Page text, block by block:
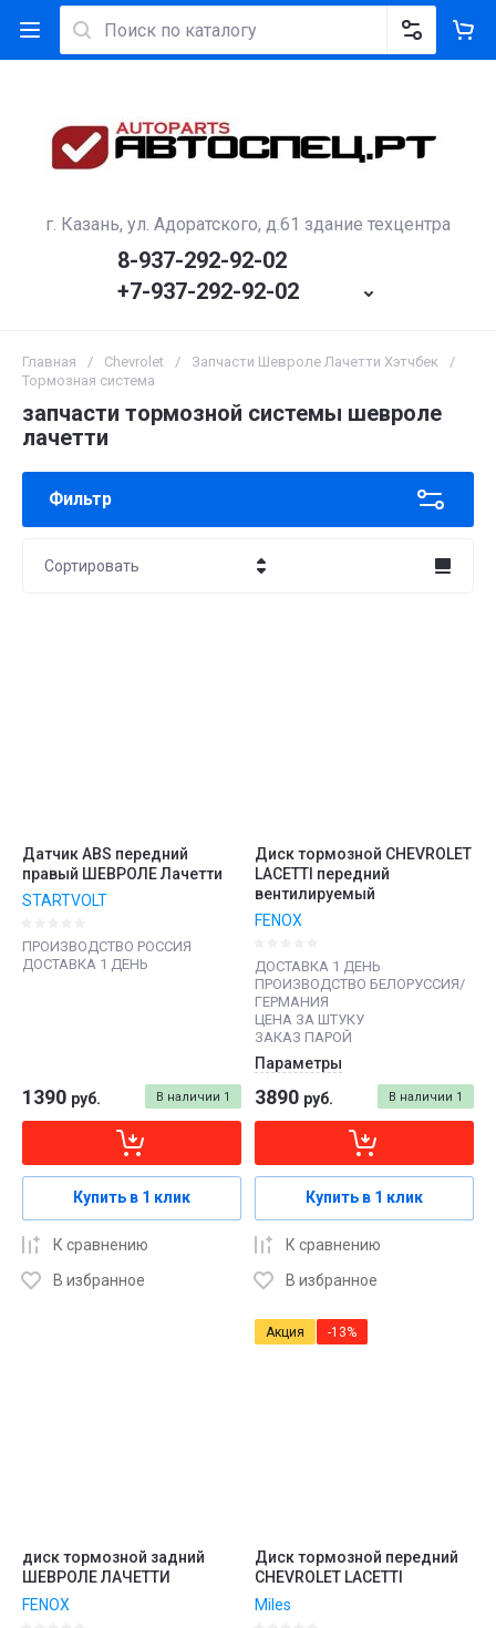
г. Казань, ул. Адоратского, д.61 здание техцентра
8-937-292-92-02
+7-937-292-92-02
Главная / Сhevrolet / Запчасти Шевроле Лачетти Хэтчбек
/
Тормозная система
запчасти тормозной системы шевроле
лачетти
Фильтр
Сортировать
Датчик ABS передний
правый ШЕВРОЛЕ Лачетти
STARTVOLT
ПРОИЗВОДСТВО РОССИЯ
ДОСТАВКА 1 ДЕНЬ
В наличии 1
1390 руб.
Купить в 1 клик
К сравнению
В избранное
Диск тормозной CHEVROLET
LACETTI передний
вентилируемый
FENOX
ДОСТАВКА 1 ДЕНЬ
ПРОИЗВОДСТВО БЕЛОРУССИЯ/
ГЕРМАНИЯ
ЦЕНА ЗА ШТУКУ
ЗАКАЗ ПАРОЙ
Параметры
В наличии 1
3890 руб.
Купить в 1 клик
К сравнению
В избранное
диск тормозной задний
ШЕВРОЛЕ ЛАЧЕТТИ
FENOX
Акция -13%
Диск тормозной передний
CHEVROLET LACETTI
Miles